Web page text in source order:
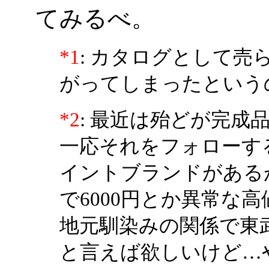
てみるべ。
*1: カタログとして売
がってしまったとい
*2: 最近は殆どが完成
一応それをフォロー
イントブランドがあ
で6000円とか異常な
地元馴染みの関係で東
と言えば欲しいけど…